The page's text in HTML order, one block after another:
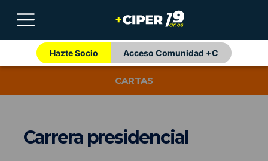
Hazte Socio Acceso Comunidad +C
CARTAS
Carrera presidencial